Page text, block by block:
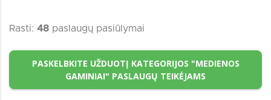
Rasti: 48 paslaugų pasiūlymai
PASKELBKITE UŽDUOTĮ KATEGORIJOS "MEDIENOS
GAMINIAI" PASLAUGŲ TEIKĖJAMS